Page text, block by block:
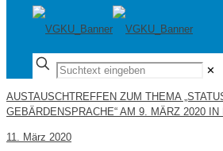
✕
AUSTAUSCHTREFFEN ZUM THEMA
GEBÄRDENSPRACHE“ AM 9. MÄRZ 2020 IN
11. März 2020